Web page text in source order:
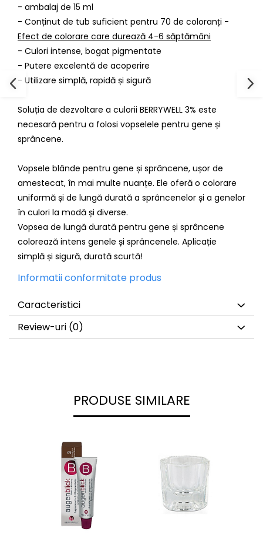
- ambalaj de 15 ml
- Conținut de tub suficient pentru 70 de coloranți -
Efect de colorare care durează 4-6 săptămâni
- Culori intense, bogat pigmentate
- Putere excelentă de acoperire
- Utilizare simplă, rapidă și sigură
Soluția de dezvoltare a culorii BERRYWELL 3% este
necesară pentru a folosi vopselele pentru gene și
sprâncene.
Vopsele blânde pentru gene și sprâncene, ușor de
amestecat, în mai multe nuanțe. Ele oferă o colorare
uniformă și de lungă durată a sprâncenelor și a genelor
în culori la modă și diverse.
Vopsea de lungă durată pentru gene și sprâncene
colorează intens genele și sprâncenele. Aplicație
simplă și sigură, durată scurtă!
Informatii conformitate produs
Caracteristici
Review-uri (0)
PRODUSE SIMILARE